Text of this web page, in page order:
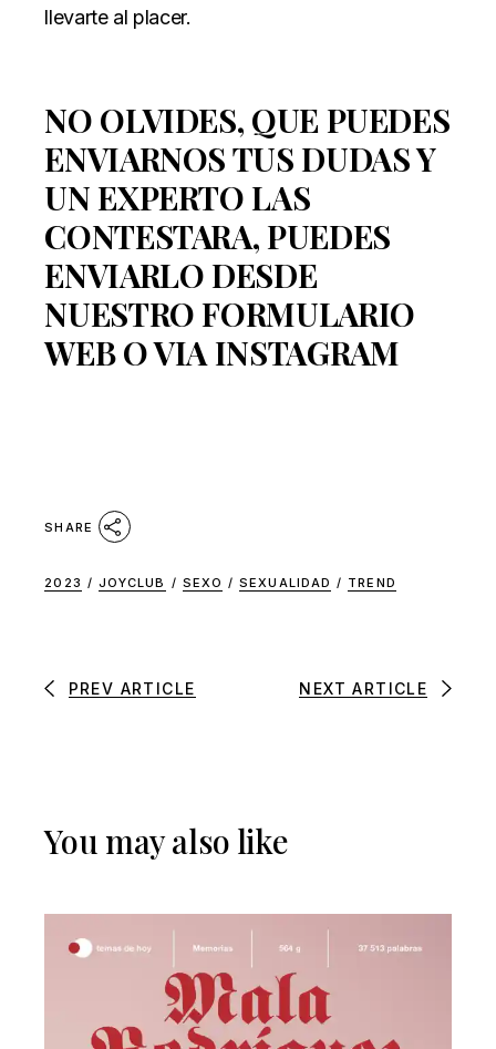
llevarte al placer.
NO OLVIDES, QUE PUEDES
ENVIARNOS TUS DUDAS Y
UN EXPERTO LAS
CONTESTARA, PUEDES
ENVIARLO DESDE
NUESTRO FORMULARIO
WEB O VIA INSTAGRAM
SHARE
2023 / JOYCLUB / SEXO / SEXUALIDAD / TREND
PREV ARTICLE NEXT ARTICLE
You may also like